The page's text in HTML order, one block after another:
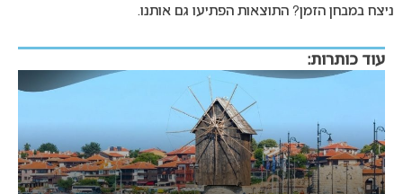
ניצח במבחן הזמן? התוצאות הפתיעו גם אותנו.
עוד כותרות: